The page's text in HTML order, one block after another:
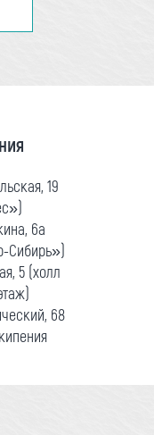
19
6а
Сибирь»)
5 (холл
68